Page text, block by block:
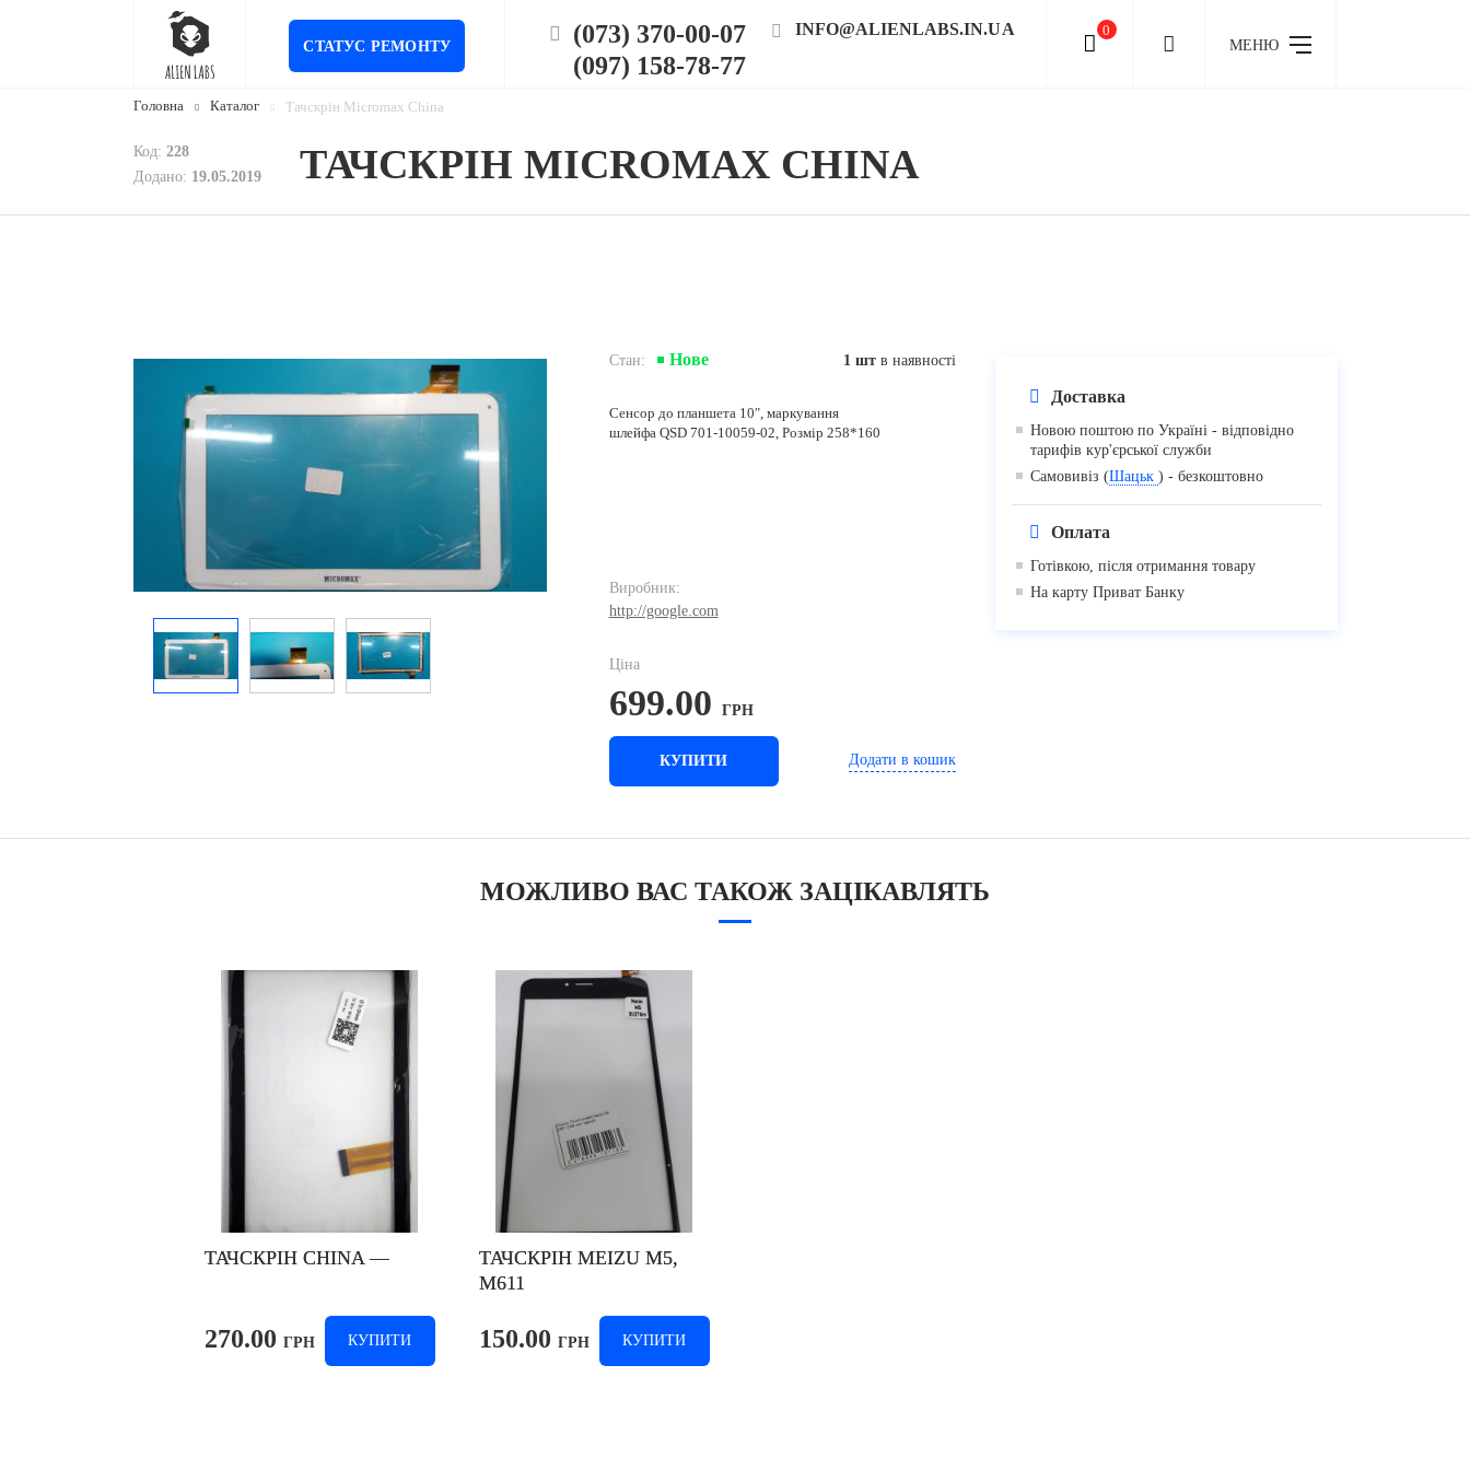
Головна Каталог Тачскрін Micromax China
Код: 228
Додано: 19.05.2019 ТАЧСКРІН MICROMAX CHINA
Стан: Нове 1 штв наявностi
Сенсор до планшета 10″, маркування
шлейфа QSD 701-10059-02, Розмір 258*160
Виробник:
http://google.com
Ціна
699.00 ГРН
КУПИТИ Додати в кошик
Доставка
Новою поштою по Україні - відповідно
тарифів кур'єрської служби
Самовивіз (Шацьк ) - безкоштовно
Оплата
Готівкою, після отримання товару
На карту Приват Банку
МОЖЛИВО ВАС ТАКОЖ ЗАЦІКАВЛЯТЬ
ТАЧСКРІН CHINA —
270.00 ГРН КУПИТИ
ТАЧСКРІН MEIZU M5,
M611
150.00 ГРН КУПИТИ
СТАТУС РЕМОНТУ
(073) 370-00-07
(097) 158-78-77
INFO@ALIENLABS.IN.UA
0
МЕНЮ